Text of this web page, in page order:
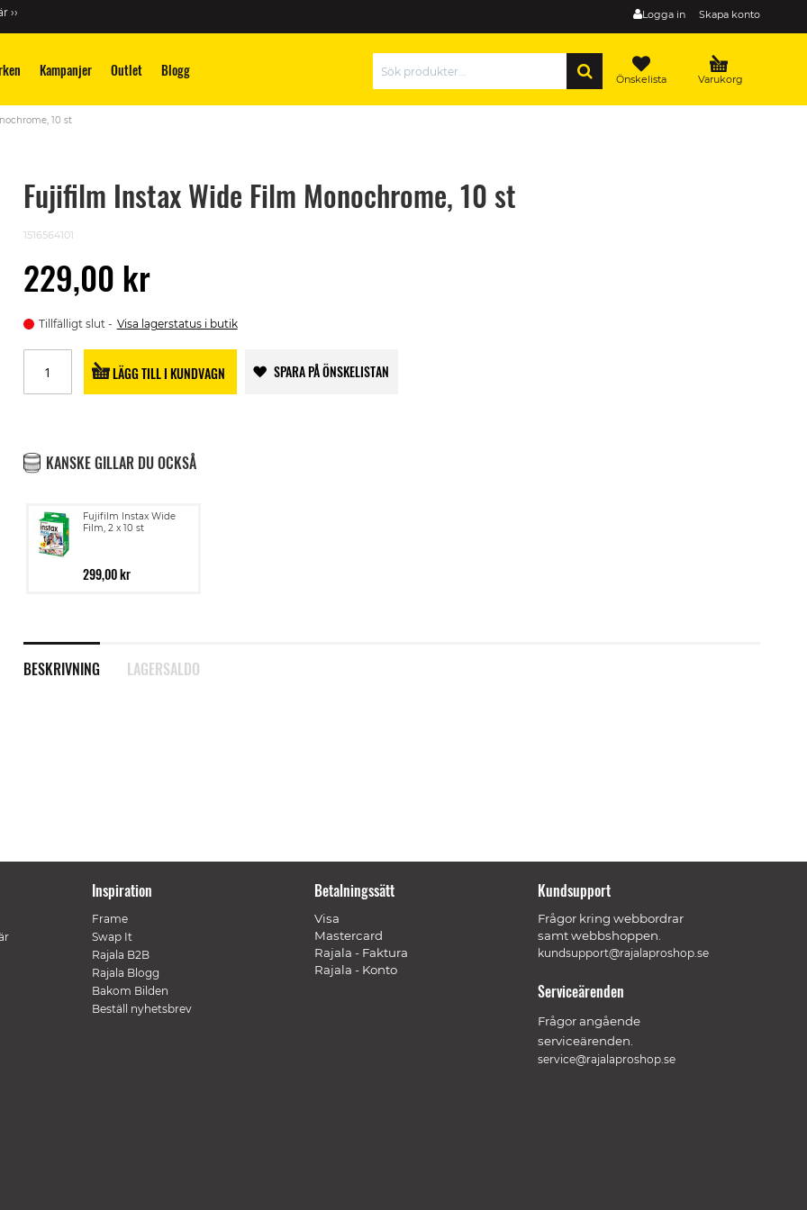
Logga in Skapa konto
››
Kampanjer Outlet Blogg Varukorg
Önskelista
10 st
Fujifilm Instax Wide Film Monochrome, 10 st
1516564101
229,00 kr
Tillfälligt slut Visa lagerstatus i butik
LÄGG TILL I KUNDVAGN SPARA PÅ ÖNSKELISTAN
KANSKE GILLAR DU OCKSÅ
Fujifilm Instax Wide
Film, 2 x 10 st
299,00 kr
BESKRIVNING LAGERSALDO
Inspiration
Frame
Swap It
Rajala B2B
Rajala Blogg
Bakom Bilden
Beställ nyhetsbrev
Betalningssätt
Visa
Mastercard
Rajala - Faktura
Rajala - Konto
Kundsupport
Frågor kring webbordrar
samt webbshoppen.
kundsupport@rajalaproshop.se
Serviceärenden
Frågor angående
serviceärenden.
service@rajalaproshop.se